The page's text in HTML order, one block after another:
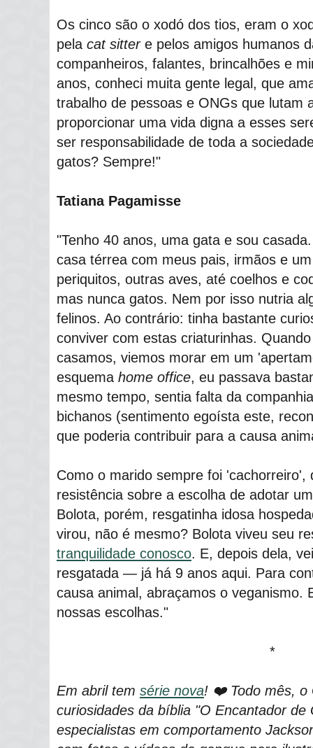
Os cinco são o xodó dos tios, eram o
pela cat sittere pelos amigos humanos
companheiros, falantes, brincalhões e
anos, conheci muita gente legal, que
trabalho de pessoas e ONGs que lutam
proporcionar uma vida digna a esses
ser responsabilidade de toda a
gatos? Sempre!"
Tatiana Pagamisse
"Tenho 40 anos, uma gata e sou
casa térrea com meus pais, irmãos e
periquitos, outras aves, até coelhos e
mas nunca gatos. Nem por isso nutria
felinos. Ao contrário: tinha bastante
conviver com estas criaturinhas.
casamos, viemos morar em um
esquema home office, eu passava
mesmo tempo, sentia falta da
bichanos (sentimento egoísta este,
que poderia contribuir para a causa
Como o marido sempre foi 'cachorreiro',
resistência sobre a escolha de adotar
Bolota, porém, resgatinha idosa
virou, não é mesmo? Bolota viveu seu
tranquilidade conosco. E, depois dela,
resgatada — já há 9 anos aqui. Para
causa animal, abraçamos o veganismo.
nossas escolhas."
*
Em abril tem série nova! ❤️ Todo mês, o
curiosidades da bíblia "O Encantador de
especialistas em comportamento